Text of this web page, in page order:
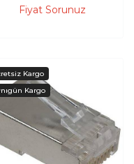
(100 lü Paket)
Fiyat Sorunuz